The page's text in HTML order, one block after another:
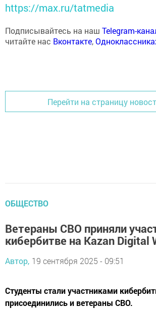
https://max.ru/tatmedia
Подписывайтесь на наш Telegram-
читайте нас Вконтакте,
Перейти на страницу
ОБЩЕСТВО
Ветераны СВО приняли
кибербитве на Kazan Digital
Автор, 19 сентября 2025 - 09:51
Студенты стали участниками
присоединились и ветераны СВО.